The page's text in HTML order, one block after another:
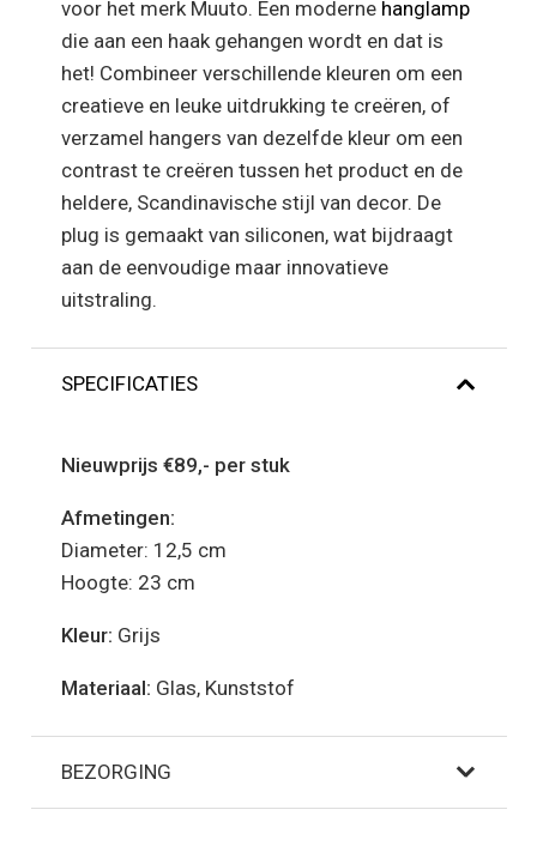
voor het merk Muuto. Een moderne hanglamp
die aan een haak gehangen wordt en dat is
het! Combineer verschillende kleuren om een ​​
creatieve en leuke uitdrukking te creëren, of
verzamel hangers van dezelfde kleur om een ​​
contrast te creëren tussen het product en de
heldere, Scandinavische stijl van decor. De
plug is gemaakt van siliconen, wat bijdraagt ​​
aan de eenvoudige maar innovatieve
uitstraling.
SPECIFICATIES
Nieuwprijs €89,- per stuk
Afmetingen:
Diameter: 12,5 cm
Hoogte: 23 cm
Kleur: Grijs
Materiaal: Glas, Kunststof
BEZORGING